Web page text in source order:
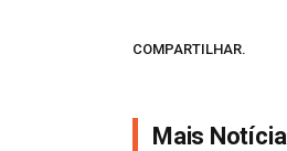
COMPARTILHAR.
Mais